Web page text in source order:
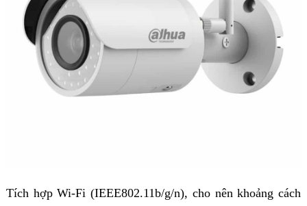
Tích hợp Wi-Fi (IEEE802.11b/g/n), cho nên khoảng cách